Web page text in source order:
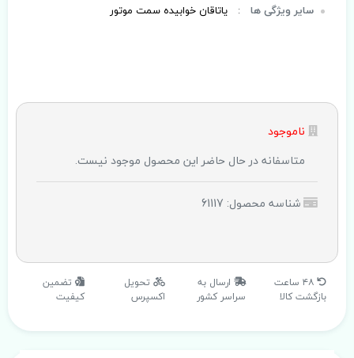
سایر ویژگی ها : یاتاقان خوابیده سمت موتور
ناموجود
متاسفانه در حال حاضر این محصول موجود نیست.
شناسه محصول: 61117
۴۸ ساعت
بازگشت کالا
ارسال به
سراسر کشور
تحویل
اکسپرس
تضمین
کیفیت